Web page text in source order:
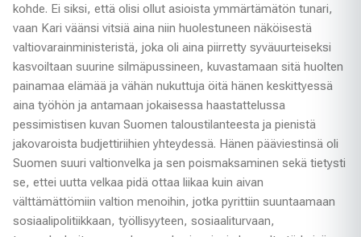
kohde. Ei siksi, että olisi ollut asioista ymmärtämätön tunari,
vaan Kari väänsi vitsiä aina niin huolestuneen näköisestä
valtiovarainministeristä, joka oli aina piirretty syväuurteiseksi
kasvoiltaan suurine silmäpussineen, kuvastamaan sitä huolten
painamaa elämää ja vähän nukuttuja öitä hänen keskittyessä
aina työhön ja antamaan jokaisessa haastattelussa
pessimistisen kuvan Suomen taloustilanteesta ja pienistä
jakovaroista budjettiriihien yhteydessä. Hänen pääviestinsä oli
Suomen suuri valtionvelka ja sen poismaksaminen sekä tietysti
se, ettei uutta velkaa pidä ottaa liikaa kuin aivan
välttämättömiin valtion menoihin, jotka pyrittiin suuntaamaan
sosiaalipolitiikkaan, työllisyyteen, sosiaaliturvaan,